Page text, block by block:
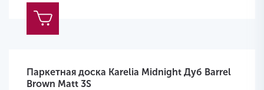
Паркетная доска Karelia Midnight Дуб Barrel
Brown Matt 3S